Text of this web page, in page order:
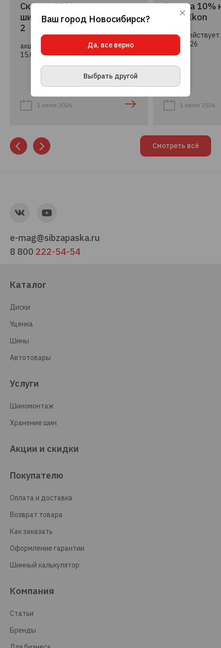
Скидка 20% на летние
шины Ikon Autograph Ultra
2
акция действует с 01.07.2026 по
15.09.2026
1 июля 2026
Скидка 10%
шины Ikon
акция действует
15.09.2026
1 июля 2026
Смотреть всё
Ваш город Новосибирск?
Да, все верно
Выбрать другой
e-mag@sibzapaska.ru
8 800 222-54-54
Каталог
Диски
Уценка
Шины
Автотовары
Услуги
Шиномонтаж
Хранение шин
Акции и скидки
Покупателю
Оплата и доставка
Возврат товара
Как заказать
Оформление гарантии
Шинный калькулятор
Компания
Статьи
Бренды
Используя данный сайт, вы даете согласие
нам делать его удобнее для вас.
ПРИНЯТЬ И ЗАКРЫТЬ